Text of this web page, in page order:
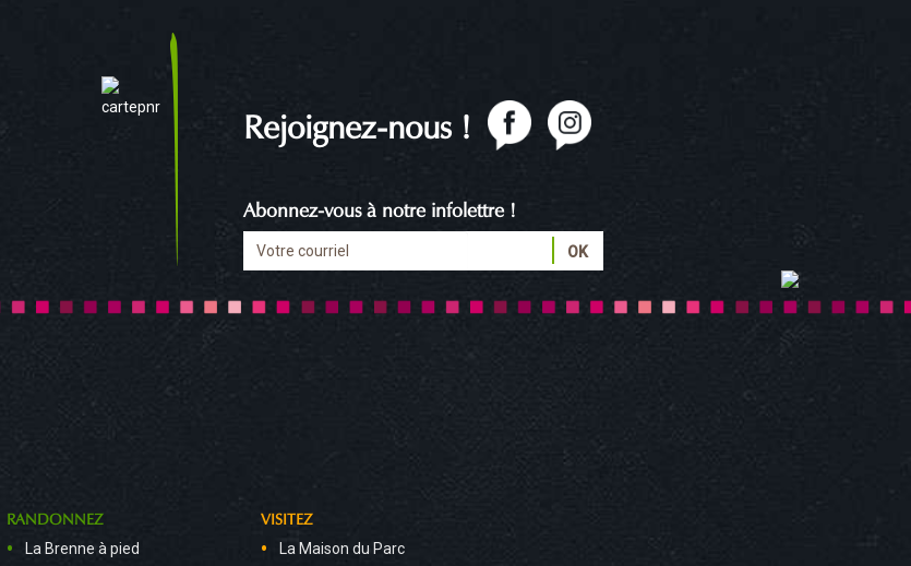
Rejoignez-nous !
Abonnez-vous à notre infolettre !
RANDONNEZ
La Brenne à pied
VISITEZ
La Maison du Parc